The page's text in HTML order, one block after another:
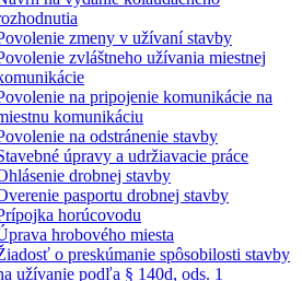
zmeny v užívaní stavby
zvláštneho užívania miestnej
na pripojenie komunikácie na
komunikáciu
na odstránenie stavby
úpravy a udržiavacie práce
drobnej stavby
pasportu drobnej stavby
horúcovodu
hrobového miesta
o preskúmanie spôsobilosti stavby
užívanie podľa § 140d, ods. 1